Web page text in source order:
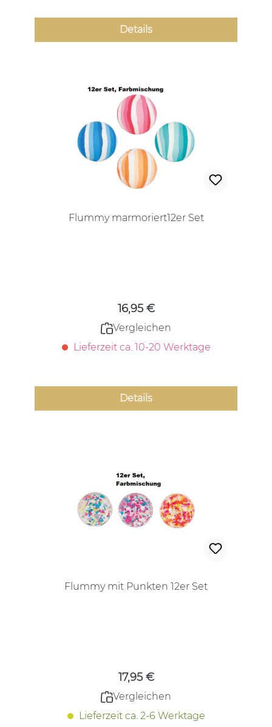
Details
Flummy marmoriert12er Set
16,95 €
Vergleichen
Lieferzeit ca. 10-20 Werktage
Details
Flummy mit Punkten 12er Set
17,95 €
Vergleichen
Lieferzeit ca. 2-6 Werktage